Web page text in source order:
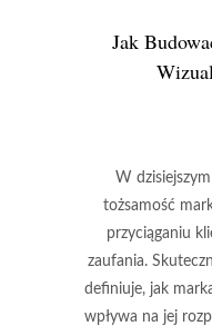
Jak
W
tożsamość
przyciąganiu
zaufania.
definiuje, jak
wpływa na jej